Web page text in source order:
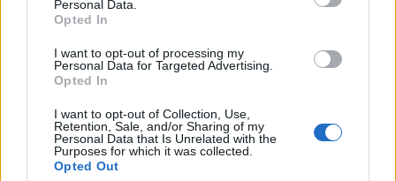
Personal Data.
Opted In
I want to opt-out of processing my
Personal Data for Targeted Advertising.
Opted In
I want to opt-out of Collection, Use,
Retention, Sale, and/or Sharing of my
Personal Data that Is Unrelated with the
Purposes for which it was collected.
Opted Out
DOURO BRIDGES ESTREIA-SE NO CIRCUITO LUSO-
GALAICO COM QUATRO CENTENAS DE
NADADORES
6/08/2026